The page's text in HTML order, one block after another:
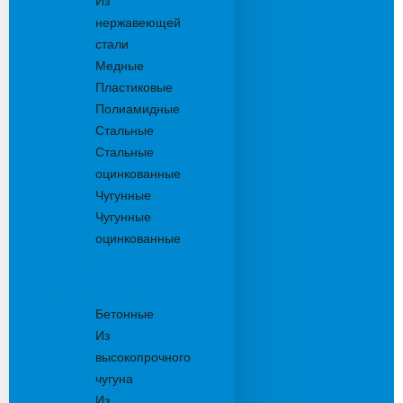
нержавеющей
стали
Медные
Пластиковые
Полиамидные
Стальные
Стальные
оцинкованные
Чугунные
Чугунные
оцинкованные
Бетонные
Из
высокопрочного
чугуна